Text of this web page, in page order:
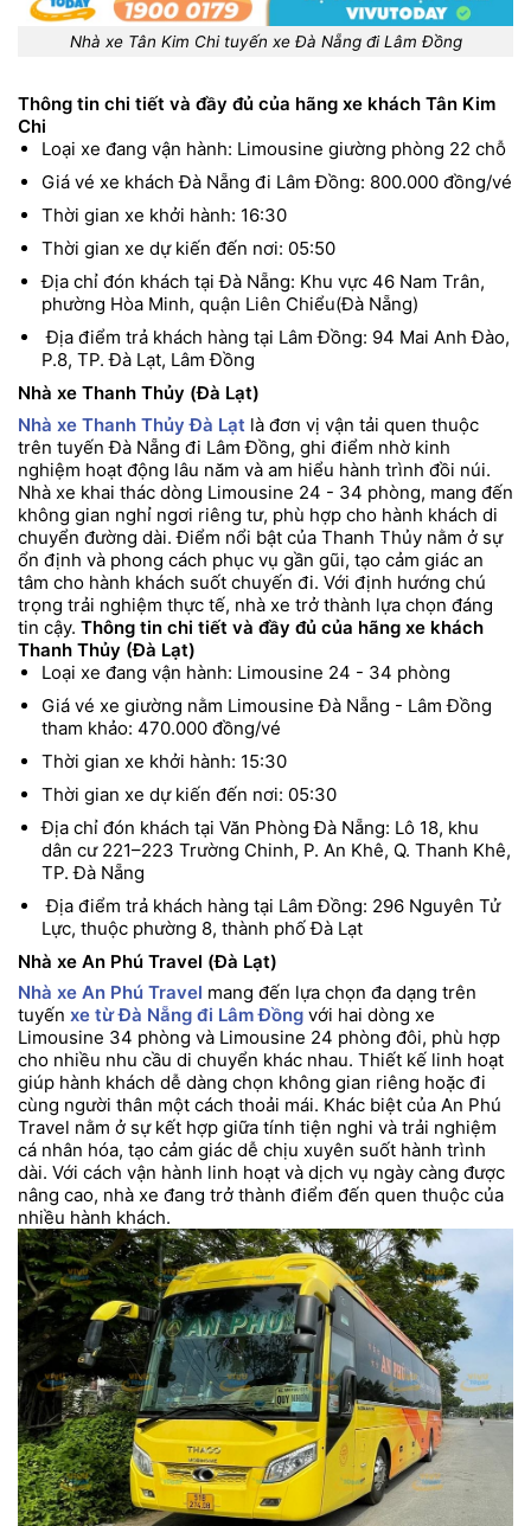
Nhà xe Tân Kim Chi tuyến xe Đà Nẵng đi Lâm Đồng
Thông tin chi tiết và đầy đủ của hãng xe khách Tân Kim
Chi
Loại xe đang vận hành: Limousine giường phòng 22 chỗ
Giá vé xe khách Đà Nẵng đi Lâm Đồng: 800.000 đồng/vé
Thời gian xe khởi hành: 16:30
Thời gian xe dự kiến đến nơi: 05:50
Địa chỉ đón khách tại Đà Nẵng: Khu vực 46 Nam Trân,
phường Hòa Minh, quận Liên Chiểu(Đà Nẵng)
Địa điểm trả khách hàng tại Lâm Đồng: 94 Mai Anh Đào,
P.8, TP. Đà Lạt, Lâm Đồng
Nhà xe Thanh Thủy (Đà Lạt)
Nhà xe Thanh Thủy Đà Lạt là đơn vị vận tải quen thuộc
trên tuyến Đà Nẵng đi Lâm Đồng, ghi điểm nhờ kinh
nghiệm hoạt động lâu năm và am hiểu hành trình đồi núi.
Nhà xe khai thác dòng Limousine 24 - 34 phòng, mang đến
không gian nghỉ ngơi riêng tư, phù hợp cho hành khách di
chuyển đường dài. Điểm nổi bật của Thanh Thủy nằm ở sự
ổn định và phong cách phục vụ gần gũi, tạo cảm giác an
tâm cho hành khách suốt chuyến đi. Với định hướng chú
trọng trải nghiệm thực tế, nhà xe trở thành lựa chọn đáng
tin cậy. Thông tin chi tiết và đầy đủ của hãng xe khách
Thanh Thủy (Đà Lạt)
Loại xe đang vận hành: Limousine 24 - 34 phòng
Giá vé xe giường nằm Limousine Đà Nẵng - Lâm Đồng
tham khảo: 470.000 đồng/vé
Thời gian xe khởi hành: 15:30
Thời gian xe dự kiến đến nơi: 05:30
Địa chỉ đón khách tại Văn Phòng Đà Nẵng: Lô 18, khu
dân cư 221–223 Trường Chinh, P. An Khê, Q. Thanh Khê,
TP. Đà Nẵng
Địa điểm trả khách hàng tại Lâm Đồng: 296 Nguyên Tử
Lực, thuộc phường 8, thành phố Đà Lạt
Nhà xe An Phú Travel (Đà Lạt)
Nhà xe An Phú Travel mang đến lựa chọn đa dạng trên
tuyến xe từ Đà Nẵng đi Lâm Đồng với hai dòng xe
Limousine 34 phòng và Limousine 24 phòng đôi, phù hợp
cho nhiều nhu cầu di chuyển khác nhau. Thiết kế linh hoạt
giúp hành khách dễ dàng chọn không gian riêng hoặc đi
cùng người thân một cách thoải mái. Khác biệt của An Phú
Travel nằm ở sự kết hợp giữa tính tiện nghi và trải nghiệm
cá nhân hóa, tạo cảm giác dễ chịu xuyên suốt hành trình
dài. Với cách vận hành linh hoạt và dịch vụ ngày càng được
nâng cao, nhà xe đang trở thành điểm đến quen thuộc của
nhiều hành khách.